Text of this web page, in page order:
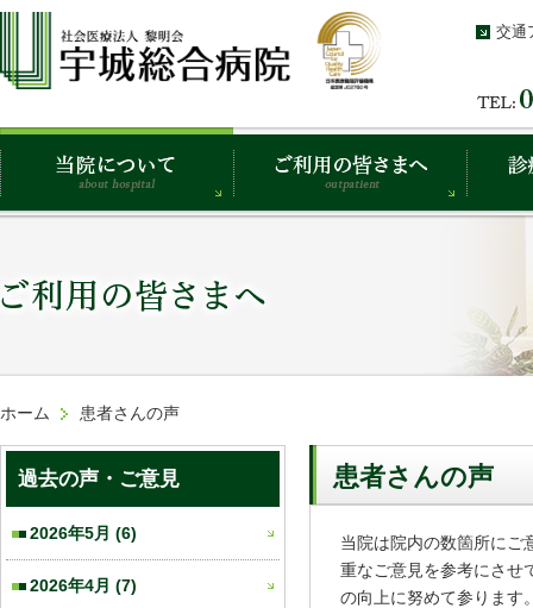
交通
ホーム 患者さんの声
患者さんの声
当院は院内の数箇所にご
重なご意見を参考にさせ
の向上に努めて参ります
過去の声・ご意見
2026年5月 (6)
2026年4月 (7)